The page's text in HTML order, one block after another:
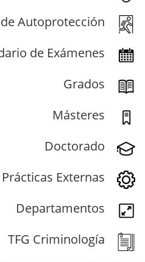
Autoprotección
de Exámenes
Grados
Másteres
Doctorado
Prácticas Externas
Departamentos
TFG Criminología